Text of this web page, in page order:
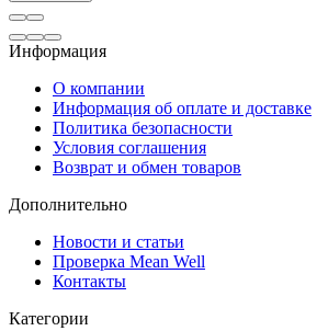
Информация
О компании
Информация об оплате и доставке
Политика безопасности
Условия соглашения
Возврат и обмен товаров
Дополнительно
Новости и статьи
Проверка Mean Well
Контакты
Категории